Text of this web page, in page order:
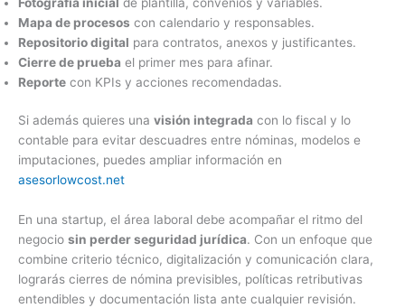
Mapa de procesos con calendario y responsables.
Repositorio digital para contratos, anexos y justificantes.
Cierre de prueba el primer mes para afinar.
Reporte con KPIs y acciones recomendadas.
Si además quieres una visión integrada con lo fiscal y lo
contable para evitar descuadres entre nóminas, modelos e
imputaciones, puedes ampliar información en
asesorlowcost.net
En una startup, el área laboral debe acompañar el ritmo del
negocio sin perder seguridad jurídica. Con un enfoque que
combine criterio técnico, digitalización y comunicación clara,
lograrás cierres de nómina previsibles, políticas retributivas
entendibles y documentación lista ante cualquier revisión.